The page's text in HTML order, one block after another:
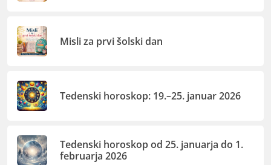
Misli za prvi šolski dan
Tedenski horoskop: 19.–25. januar 2026
Tedenski horoskop od 25. januarja do 1.
februarja 2026